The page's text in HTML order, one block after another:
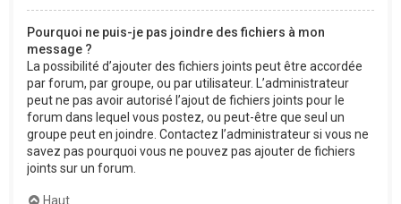
Pourquoi ne puis-je pas joindre des fichiers à mon
message ?
La possibilité d’ajouter des fichiers joints peut être accordée
par forum, par groupe, ou par utilisateur. L’administrateur
peut ne pas avoir autorisé l’ajout de fichiers joints pour le
forum dans lequel vous postez, ou peut-être que seul un
groupe peut en joindre. Contactez l’administrateur si vous ne
savez pas pourquoi vous ne pouvez pas ajouter de fichiers
joints sur un forum.
Haut